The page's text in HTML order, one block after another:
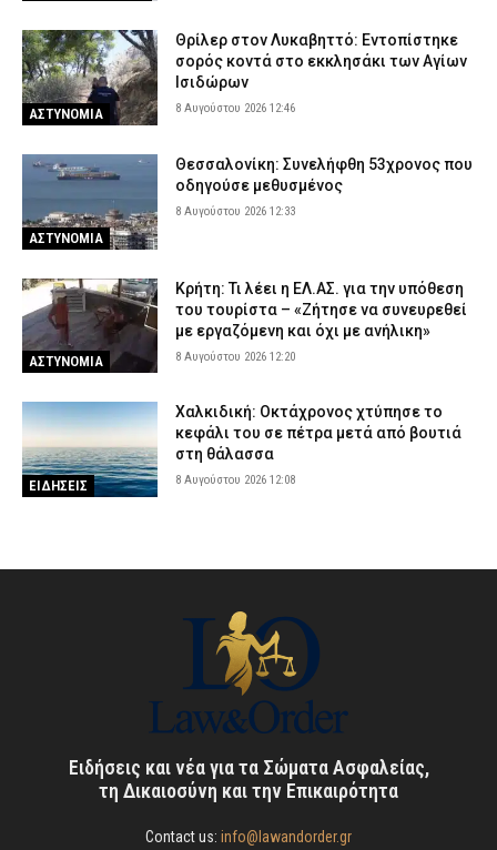
ΑΣΤΥΝΟΜΙΑ
Θρίλερ στον Λυκαβηττό: Εντοπίστηκε
σορός κοντά στο εκκλησάκι των Αγίων
Ισιδώρων
8 Αυγούστου 2026 12:46
ΑΣΤΥΝΟΜΙΑ
Θεσσαλονίκη: Συνελήφθη 53χρονος που
οδηγούσε μεθυσμένος
8 Αυγούστου 2026 12:33
ΑΣΤΥΝΟΜΙΑ
Κρήτη: Τι λέει η ΕΛ.ΑΣ. για την υπόθεση
του τουρίστα – «Ζήτησε να συνευρεθεί
με εργαζόμενη και όχι με ανήλικη»
8 Αυγούστου 2026 12:20
ΕΙΔΗΣΕΙΣ
Χαλκιδική: Οκτάχρονος χτύπησε το
κεφάλι του σε πέτρα μετά από βουτιά
στη θάλασσα
8 Αυγούστου 2026 12:08
Ειδήσεις και νέα για τα Σώματα Ασφαλείας,
τη Δικαιοσύνη και την Επικαιρότητα
Contact us: info@lawandorder.gr